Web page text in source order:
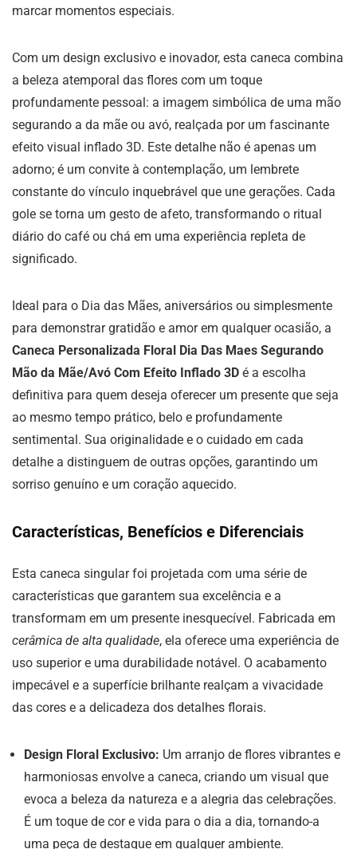
marcar momentos especiais.
Com um design exclusivo e inovador, esta caneca combina
a beleza atemporal das flores com um toque
profundamente pessoal: a imagem simbólica de uma mão
segurando a da mãe ou avó, realçada por um fascinante
efeito visual inflado 3D. Este detalhe não é apenas um
adorno; é um convite à contemplação, um lembrete
constante do vínculo inquebrável que une gerações. Cada
gole se torna um gesto de afeto, transformando o ritual
diário do café ou chá em uma experiência repleta de
significado.
Ideal para o Dia das Mães, aniversários ou simplesmente
para demonstrar gratidão e amor em qualquer ocasião, a
Caneca Personalizada Floral Dia Das Maes Segurando
Mão da Mãe/Avó Com Efeito Inflado 3D é a escolha
definitiva para quem deseja oferecer um presente que seja
ao mesmo tempo prático, belo e profundamente
sentimental. Sua originalidade e o cuidado em cada
detalhe a distinguem de outras opções, garantindo um
sorriso genuíno e um coração aquecido.
Características, Benefícios e Diferenciais
Esta caneca singular foi projetada com uma série de
características que garantem sua excelência e a
transformam em um presente inesquecível. Fabricada em
cerâmica de alta qualidade, ela oferece uma experiência de
uso superior e uma durabilidade notável. O acabamento
impecável e a superfície brilhante realçam a vivacidade
das cores e a delicadeza dos detalhes florais.
Design Floral Exclusivo: Um arranjo de flores vibrantes e
harmoniosas envolve a caneca, criando um visual que
evoca a beleza da natureza e a alegria das celebrações.
É um toque de cor e vida para o dia a dia, tornando-a
uma peça de destaque em qualquer ambiente.